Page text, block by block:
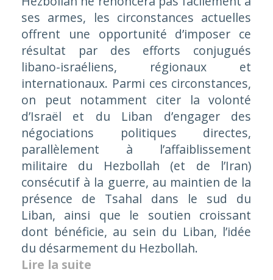
ses armes, les circonstances actuelles
offrent une opportunité d’imposer ce
résultat par des efforts conjugués
libano-israéliens, régionaux et
internationaux. Parmi ces circonstances,
on peut notamment citer la volonté
d’Israël et du Liban d’engager des
négociations politiques directes,
parallèlement à l’affaiblissement
militaire du Hezbollah (et de l’Iran)
consécutif à la guerre, au maintien de la
présence de Tsahal dans le sud du
Liban, ainsi que le soutien croissant
dont bénéficie, au sein du Liban, l’idée
du désarmement du Hezbollah.
Lire la suite